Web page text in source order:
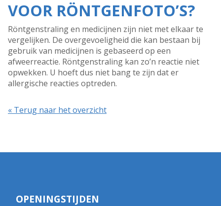
VOOR RÖNTGENFOTO’S?
Röntgenstraling en medicijnen zijn niet met elkaar te
vergelijken. De overgevoeligheid die kan bestaan bij
gebruik van medicijnen is gebaseerd op een
afweerreactie. Röntgenstraling kan zo’n reactie niet
opwekken. U hoeft dus niet bang te zijn dat er
allergische reacties optreden.
« Terug naar het overzicht
OPENINGSTIJDEN